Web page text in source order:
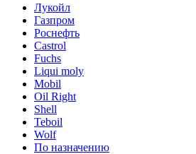
Лукойл
Газпром
Роснефть
Castrol
Fuchs
Liqui moly
Mobil
Oil Right
Shell
Teboil
Wolf
По назначению